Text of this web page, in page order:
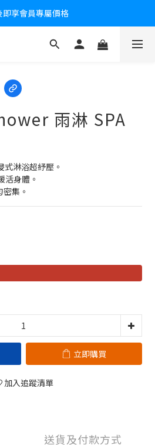
｜新註冊送 100 元購物金
即享會員專屬價格
｜新註冊送 100 元購物金
雨淋 SPA
淋浴超紓壓。
身體。
集。
立即購買
加入追蹤清單
送貨及付款方式